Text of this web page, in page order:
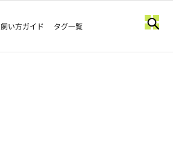
飼い方ガイド タグ一覧